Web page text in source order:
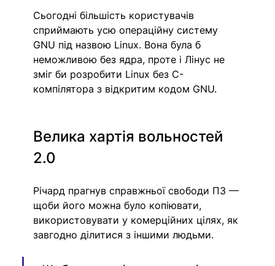
Сьогодні більшість користувачів
сприймають усю операційну систему
GNU під назвою Linux. Вона була б
неможливою без ядра, проте і Лінус не
зміг би розробити Linux без C-
компілятора з відкритим кодом GNU.
Велика хартія вольностей
2.0
Річард прагнув справжньої свободи ПЗ —
щоби його можна було копіювати,
використовувати у комерційних цілях, як
завгодно ділитися з іншими людьми.